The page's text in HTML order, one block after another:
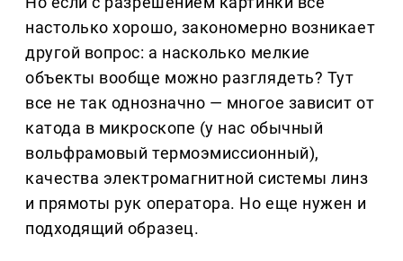
настолько хорошо, закономерно возникает
другой вопрос: а насколько мелкие
объекты вообще можно разглядеть? Тут
все не так однозначно — многое зависит от
катода в микроскопе (у нас обычный
вольфрамовый термоэмиссионный),
качества электромагнитной системы линз
и прямоты рук оператора. Но еще нужен и
подходящий образец.